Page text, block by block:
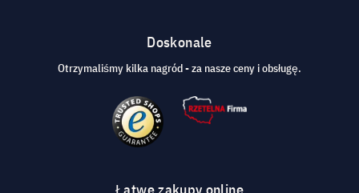
Doskonale
Otrzymaliśmy kilka nagród - za nasze ceny i obsługę.